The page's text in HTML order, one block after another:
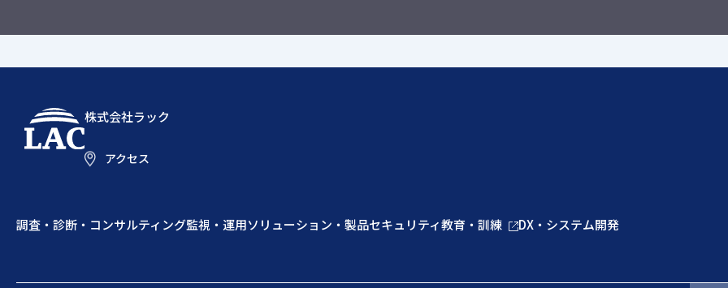
株式会社ラック
アクセス
調査・診断・コンサルティング監視・運用ソリューション・製品セキュリティ教育・訓練 DX・システム開発